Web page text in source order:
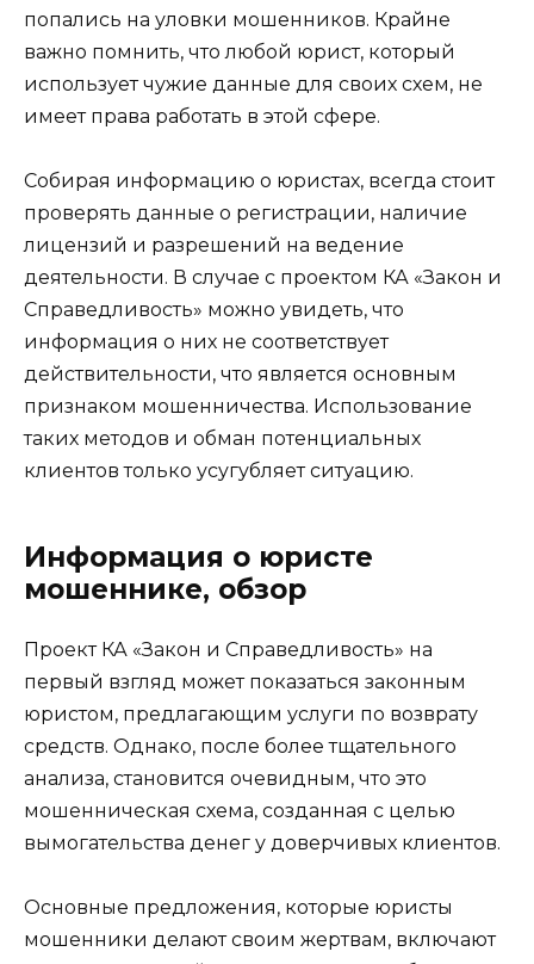
попались на уловки мошенников. Крайне
важно помнить, что любой юрист, который
использует чужие данные для своих схем, не
имеет права работать в этой сфере.
Собирая информацию о юристах, всегда стоит
проверять данные о регистрации, наличие
лицензий и разрешений на ведение
деятельности. В случае с проектом КА «Закон и
Справедливость» можно увидеть, что
информация о них не соответствует
действительности, что является основным
признаком мошенничества. Использование
таких методов и обман потенциальных
клиентов только усугубляет ситуацию.
Информация о юристе
мошеннике, обзор
Проект КА «Закон и Справедливость» на
первый взгляд может показаться законным
юристом, предлагающим услуги по возврату
средств. Однако, после более тщательного
анализа, становится очевидным, что это
мошенническая схема, созданная с целью
вымогательства денег у доверчивых клиентов.
Основные предложения, которые юристы
мошенники делают своим жертвам, включают